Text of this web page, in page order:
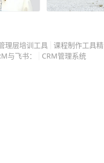
是这
是和
有他手
汉的
理层培训工具 课程制作工具精
与飞书： CRM管理系统